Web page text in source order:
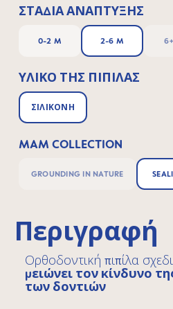
ΣΤΆΔΙΑ ΑΝΆΠΤΥΞΗΣ
0-2 M 2-6 M
ΥΛΙΚΌ ΤΗΣ ΠΙΠΊΛΑΣ
ΣΙΛΙΚΌΝΗ
MAM COLLECTION
GROUNDING IN NATURE
Περιγραφή
Ορθοδοντική πιπίλα
μειώνει τον κίνδυνο
των δοντιών